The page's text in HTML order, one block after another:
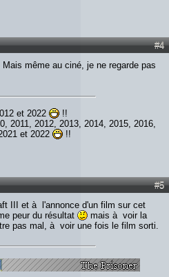
#4
Mais même au ciné, je ne regarde pas
et 2022
!!
2011, 2012, 2013, 2014, 2015, 2016,
et 2022
!!
#5
III et à l'annonce d'un film sur cet
peur du résultat
mais à voir la
pas mal, à voir une fois le film sorti.